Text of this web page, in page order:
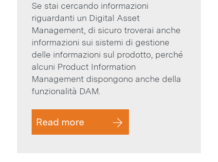
Se stai cercando informazioni
riguardanti un Digital Asset
Management, di sicuro troverai anche
informazioni sui sistemi di gestione
delle informazioni sul prodotto, perché
alcuni Product Information
Management dispongono anche della
funzionalità DAM.
Read more